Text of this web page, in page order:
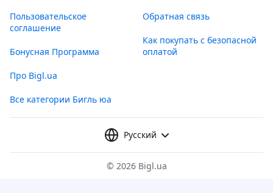
Пользовательское
соглашение
Бонусная Программа
Про Bigl.ua
Все категории Бигль юа
Обратная связь
Как покупать с безопасной
оплатой
Русский
© 2026 Bigl.ua